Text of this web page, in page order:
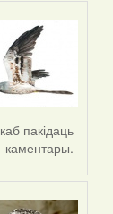
каб пакідаць
каментары.